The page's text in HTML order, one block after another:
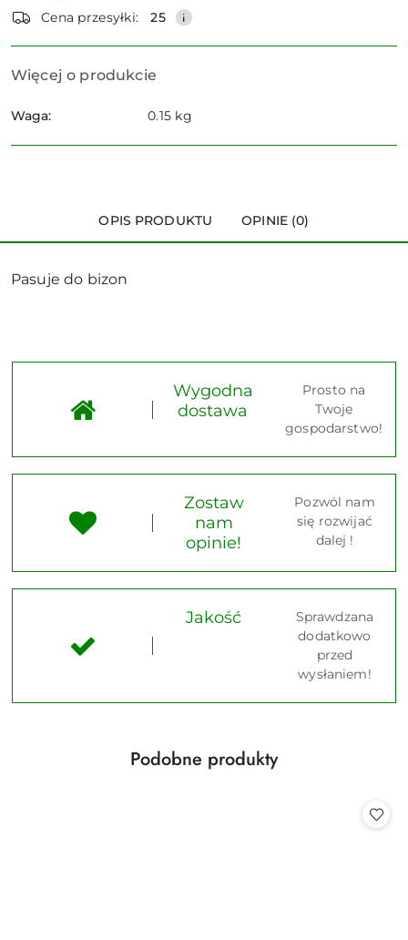
Cena przesyłki: 25
Więcej o produkcie
Waga: 0.15 kg
OPIS PRODUKTU OPINIE (0)
Pasuje do bizon
Wygodna
dostawa
Prosto na
Twoje
gospodarstwo!
Zostaw
nam
opinie!
Pozwól nam
się rozwijać
dalej !
Jakość
Sprawdzana
dodatkowo
przed
wysłaniem!
Pomiń karuzelę produktów
Produkty
Podobne produkty